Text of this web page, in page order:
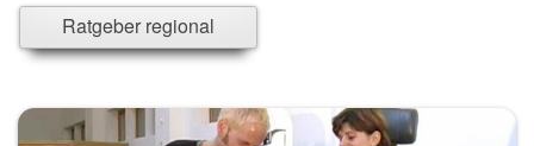
Versicherung - u. Finanzwesen
Reisen & Touristik
Trauern & Erinnern
Ratgeber regional